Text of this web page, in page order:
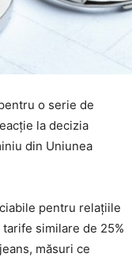
o serie de
la decizia
din Uniunea
pentru relațiile
similare de 25%
măsuri ce